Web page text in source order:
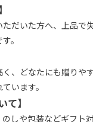
だいた方へ、上品で
。
、どなたにも贈りや
います。
て】
しや包装などギフト